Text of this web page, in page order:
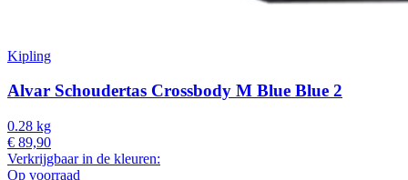
Kipling
Alvar Schoudertas Crossbody M Blue Blue 2
0.28 kg
€ 89,90
Verkrijgbaar in de kleuren:
Op voorraad